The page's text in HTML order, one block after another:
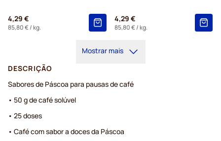
4,29 €
85,80 €/ kg.
4,29 €
85,80 €/ kg.
Mostrar mais
DESCRIÇÃO
Sabores de Páscoa para pausas de café
• 50 g de café solúvel
• 25 doses
• Café com sabor a doces da Páscoa